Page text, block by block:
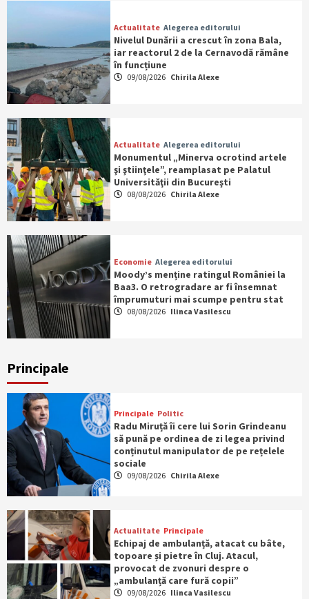
Actualitate Alegerea editorului
Nivelul Dunării a crescut în zona Bala,
iar reactorul 2 de la Cernavodă rămâne
în funcțiune
09/08/2026 Chirila Alexe
Actualitate Alegerea editorului
Monumentul „Minerva ocrotind artele
şi ştiinţele”, reamplasat pe Palatul
Universităţii din Bucureşti
08/08/2026 Chirila Alexe
Economie Alegerea editorului
Moody’s menține ratingul României la
Baa3. O retrogradare ar fi însemnat
împrumuturi mai scumpe pentru stat
08/08/2026 Ilinca Vasilescu
Principale
Principale Politic
Radu Miruță îi cere lui Sorin Grindeanu
să pună pe ordinea de zi legea privind
conținutul manipulator de pe rețelele
sociale
09/08/2026 Chirila Alexe
Actualitate Principale
Echipaj de ambulanță, atacat cu bâte,
topoare și pietre în Cluj. Atacul,
provocat de zvonuri despre o
„ambulanță care fură copii”
09/08/2026 Ilinca Vasilescu